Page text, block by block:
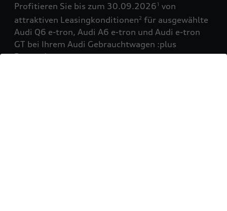
Profitieren Sie bis zum 30.09.20261 von
attraktiven Leasingkonditionen2 für ausgewählte
Audi Q6 e-tron, Audi A6 e-tron und Audi e-tron
GT bei Ihrem Audi Gebrauchtwagen :plus
Partner!